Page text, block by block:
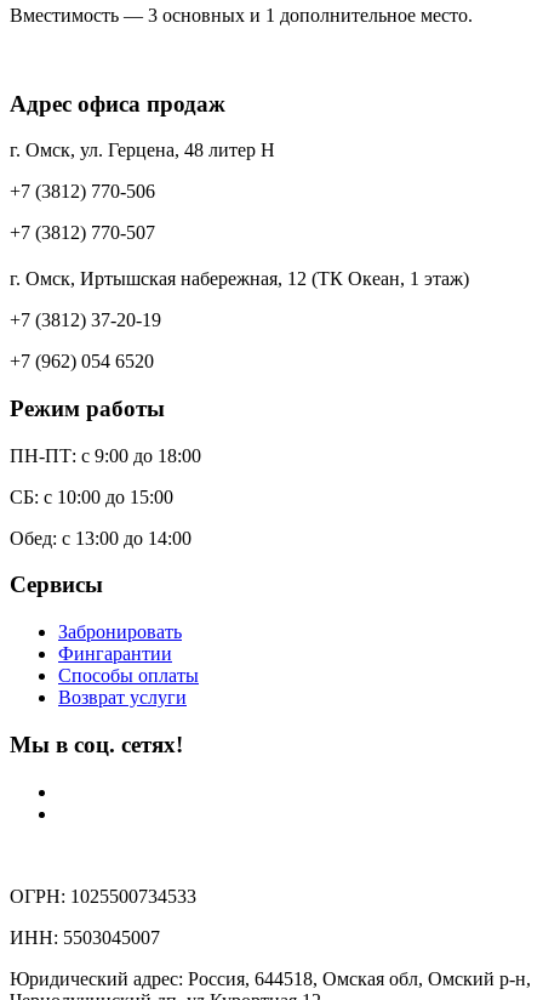
Вместимость — 3 основных и 1 дополнительное место.
Адрес офиса продаж
г. Омск, ул. Герцена, 48 литер Н
+7 (3812) 770-506
+7 (3812) 770-507
г. Омск, Иртышская набережная, 12 (ТК Океан, 1 этаж)
+7 (3812) 37-20-19
+7 (962) 054 6520
Режим работы
ПН-ПТ: c 9:00 до 18:00
СБ: с 10:00 до 15:00
Обед: с 13:00 до 14:00
Сервисы
Забронировать
Фингарантии
Способы оплаты
Возврат услуги
Мы в соц. сетях!
ОГРН: 1025500734533
ИНН: 5503045007
Юридический адрес: Россия, 644518, Омская обл, Омский р-н,